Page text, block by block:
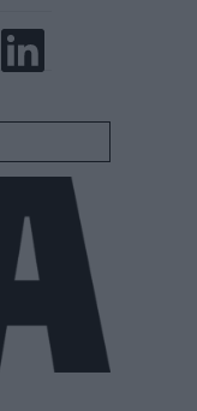
LinkedIn